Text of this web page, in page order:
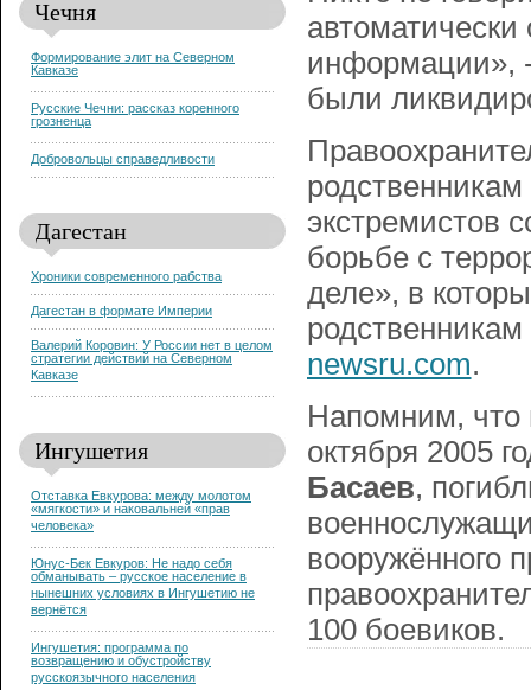
Чечня
Формирование элит на Северном
Кавказе
Русские Чечни: рассказ коренного
грозненца
Добровольцы справедливости
Дагестан
Хроники современного рабства
Дагестан в формате Империи
Валерий Коровин: У России нет в целом
стратегии действий на Северном
Кавказе
Ингушетия
Отставка Евкурова: между молотом
«мягкости» и наковальней «прав
человека»
Юнус-Бек Евкуров: Не надо себя
обманывать – русское население в
нынешних условиях в Ингушетию не
вернётся
Ингушетия: программа по
возвращению и обустройству
русскоязычного населения
информации»,
были
экстремистов
борьбе с
деле», в
newsru.com.
Напомним, что
октября 2005
Басаев,
вооружённого
100 боевиков.